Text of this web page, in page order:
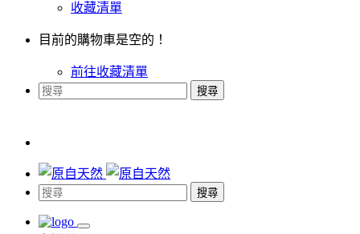
收藏清單
目前的購物車是空的！
前往收藏清單
搜尋
搜尋